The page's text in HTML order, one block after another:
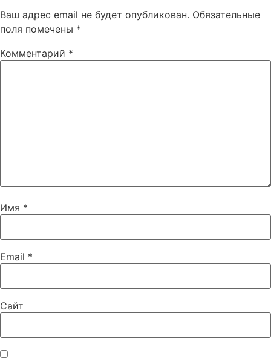
Ваш адрес email не будет опубликован. Обязательные
поля помечены *
Комментарий *
Имя *
Email *
Сайт